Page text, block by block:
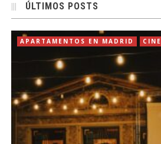
ÚLTIMOS POSTS
APARTAMENTOS EN MADRID